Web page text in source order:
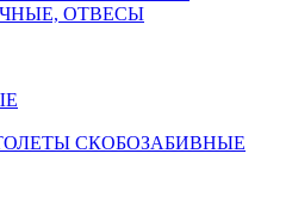
ОТВЕСЫ
СКОБОЗАБИВНЫЕ